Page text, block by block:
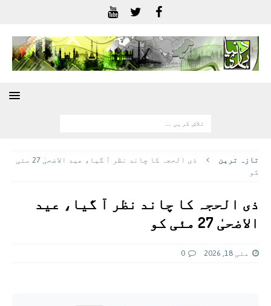
تازہ ترين
ذی الحجہ کا چاند نظر آ گیا، عید الاضحیٰ 27 مئی
کو
ذی الحجہ کا چاند نظر آ گیا، عید
الاضحیٰ 27 مئی کو
مئی 18, 2026 0